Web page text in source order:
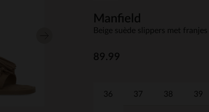
Manfield
Beige suède slippers met franjes
89.99
36 37 38 39